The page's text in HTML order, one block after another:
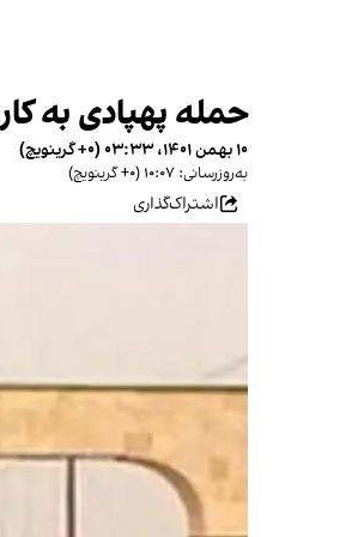
حمله پهپادی به
۱۰ بهمن ۱۴۰۱، ۰۳:۳۳ (‎+۰ گرینویچ)
به‌روزرسانی: ۱۰:۰۷ (‎+۰ گرینویچ)
اشتراک‌گذاری